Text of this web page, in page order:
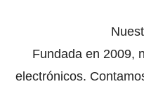
Fundada en 2009,
electrónicos.